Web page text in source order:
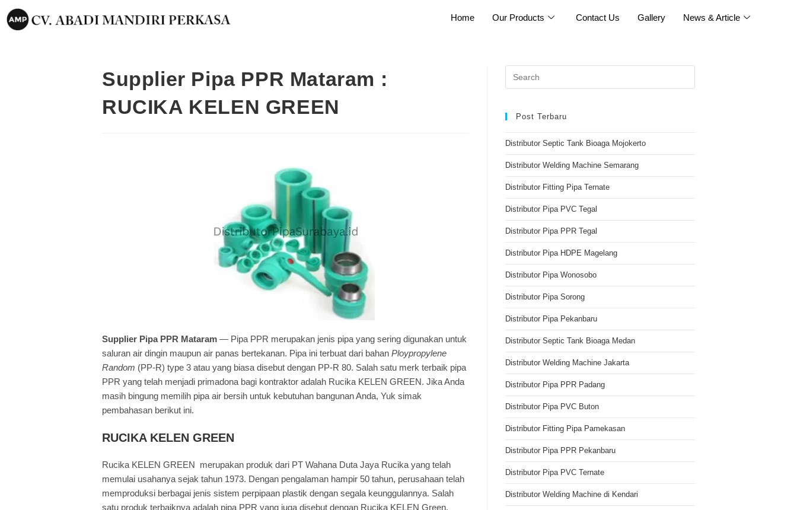
Home Our Products Contact Us Gallery News & Article
Supplier Pipa PPR Mataram :
RUCIKA KELEN GREEN
Supplier Pipa PPR Mataram — Pipa PPR merupakan jenis pipa yang sering digunakan untuk
saluran air dingin maupun air panas bertekanan. Pipa ini terbuat dari bahan Ploypropylene
Random (PP-R) type 3 atau yang biasa disebut dengan PP-R 80. Salah satu merk terbaik pipa
PPR yang telah menjadi primadona bagi kontraktor adalah Rucika KELEN GREEN. Jika Anda
masih bingung memilih pipa air bersih untuk kebutuhan bangunan Anda, Yuk simak
pembahasan berikut ini.
RUCIKA KELEN GREEN
Rucika KELEN GREEN merupakan produk dari PT Wahana Duta Jaya Rucika yang telah
memulai usahanya sejak tahun 1973. Dengan pengalaman hampir 50 tahun, perusahaan telah
memproduksi berbagai jenis sistem perpipaan plastik dengan segala keunggulannya. Salah
satu produk terbaiknya adalah pipa PPR yang juga disebut dengan Rucika KELEN Green.
Post Terbaru
Distributor Septic Tank Bioaga Mojokerto
Distributor Welding Machine Semarang
Distributor Fitting Pipa Ternate
Distributor Pipa PVC Tegal
Distributor Pipa PPR Tegal
Distributor Pipa HDPE Magelang
Distributor Pipa Wonosobo
Distributor Pipa Sorong
Distributor Pipa Pekanbaru
Distributor Septic Tank Bioaga Medan
Distributor Welding Machine Jakarta
Distributor Pipa PPR Padang
Distributor Pipa PVC Buton
Distributor Fitting Pipa Pamekasan
Distributor Pipa PPR Pekanbaru
Distributor Pipa PVC Ternate
Distributor Welding Machine di Kendari